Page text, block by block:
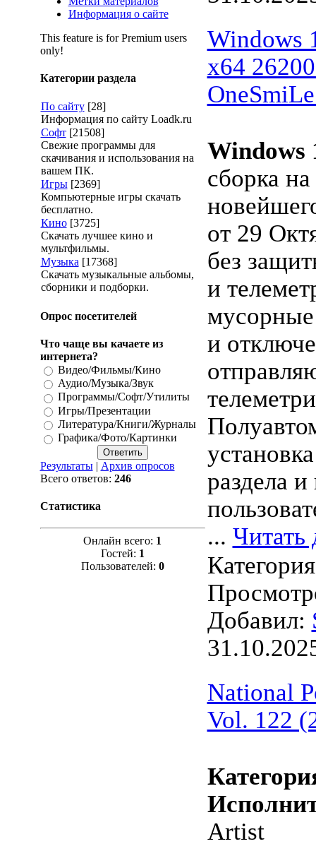
Информация о сайте
This feature is for Premium users
only!
Категории раздела
По сайту [28]
Информация по сайту Loadk.ru
Софт [21508]
Свежие программы для
скачивания и использования на
вашем ПК.
Игры [2369]
Компьютерные игры скачать
бесплатно.
Кино [3725]
Скачать лучшее кино и
мультфильмы.
Музыка [17368]
Скачать музыкальные альбомы,
сборники и подборки.
Опрос посетителей
Что чаще вы качаете из
интернета?
Видео/Фильмы/Кино
Аудио/Музыка/Звук
Программы/Софт/Утилиты
Игры/Презентации
Литература/Книги/Журналы
Графика/Фото/Картинки
Результаты| Архив опросов
Всего ответов: 246
Статистика
Онлайн всего: 1
Гостей: 1
Пользователей: 0
Windows
x64
Windows
сборка
от 29
без
и
и
раздела
... Читать
Добавил:
National
Vol. 122
Artist